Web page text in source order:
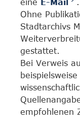
eine E-Mail
.
Ohne
Stadtarchivs
gestattet.
Bei Verweis
empfohlenen